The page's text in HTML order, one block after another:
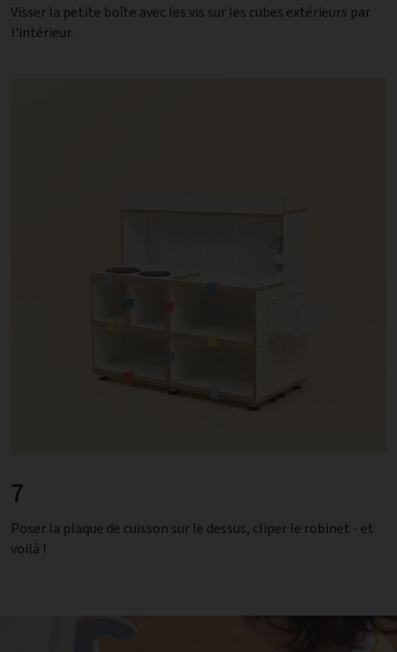
Visser la petite boîte avec les vis sur les cubes extérieurs par
l'intérieur.
7
Poser la plaque de cuisson sur le dessus, cliper le robinet - et
voilà !